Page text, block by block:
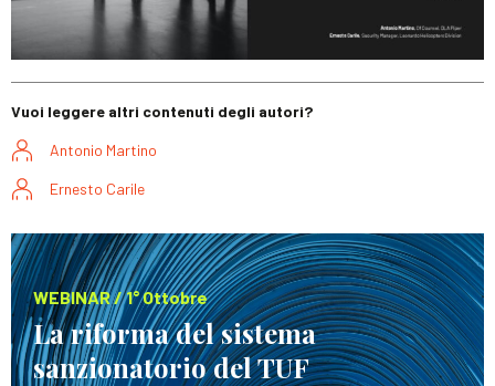
Vuoi leggere altri contenuti degli autori?
Antonio Martino
Ernesto Carile
WEBINAR / 1° Ottobre
La riforma del sistema
sanzionatorio del TUF